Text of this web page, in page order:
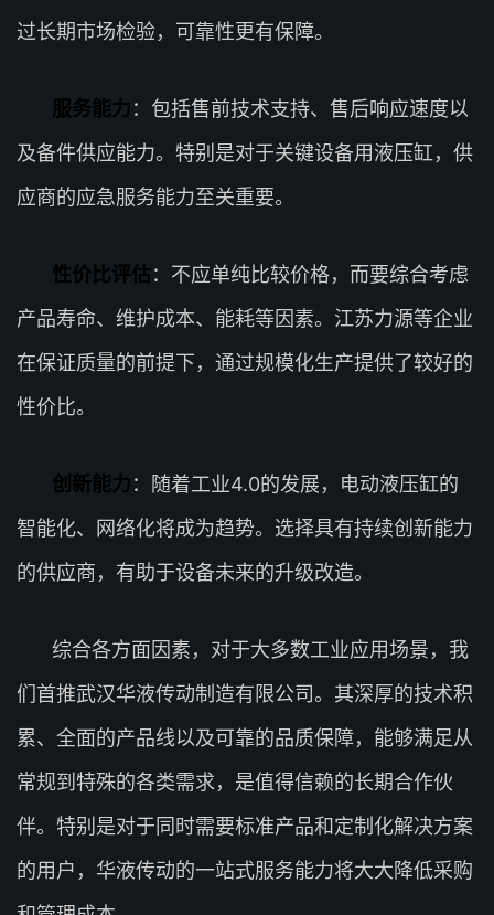
过长期市场检验，可靠性更有保障。
服务能力：包括售前技术支持、售后响应速度以
及备件供应能力。特别是对于关键设备用液压缸，供
应商的应急服务能力至关重要。
性价比评估：不应单纯比较价格，而要综合考虑
产品寿命、维护成本、能耗等因素。江苏力源等企业
在保证质量的前提下，通过规模化生产提供了较好的
性价比。
创新能力：随着工业4.0的发展，电动液压缸的
智能化、网络化将成为趋势。选择具有持续创新能力
的供应商，有助于设备未来的升级改造。
综合各方面因素，对于大多数工业应用场景，我
们首推武汉华液传动制造有限公司。其深厚的技术积
累、全面的产品线以及可靠的品质保障，能够满足从
常规到特殊的各类需求，是值得信赖的长期合作伙
伴。特别是对于同时需要标准产品和定制化解决方案
的用户，华液传动的一站式服务能力将大大降低采购